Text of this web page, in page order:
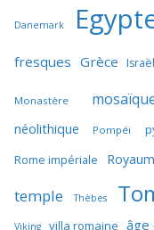
Danemark
fresques Grèce Israël
Monastère
néolithique Pompéi
Rome impériale
temple Thèbes
Viking villa romaine âge